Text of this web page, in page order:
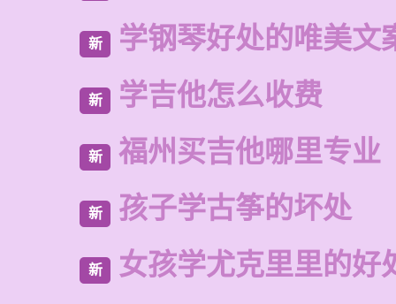
新 学钢琴好处的唯美文
新 学吉他怎么收费
新 福州买吉他哪里专业
新 孩子学古筝的坏处
新 女孩学尤克里里的好